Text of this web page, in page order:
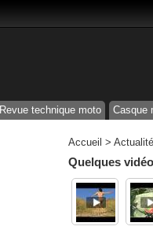
Revue technique moto Casque
Accueil >
Quelques